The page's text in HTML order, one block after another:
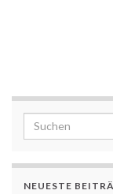
Search for:
NEUESTE